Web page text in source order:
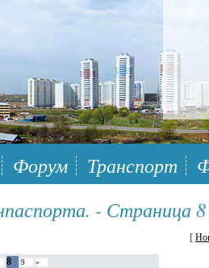
район Южное Бутово
Форум Транспорт
- Страница
[
8 9 »